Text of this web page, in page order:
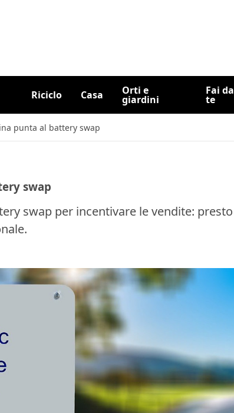
Riciclo Casa Orti e
giardini
Fai da
te
punta al battery swap
swap
swap per incentivare le vendite: presto